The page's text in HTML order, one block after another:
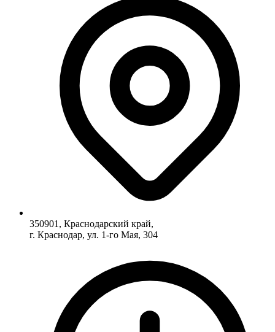
350901, Краснодарский край,
г. Краснодар, ул. 1-го Мая, 304